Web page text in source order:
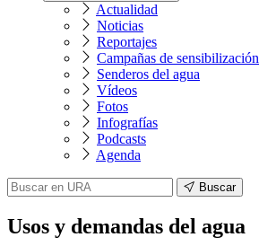
Actualidad
Noticias
Reportajes
Campañas de sensibilización
Senderos del agua
Vídeos
Fotos
Infografías
Podcasts
Agenda
Buscar
Usos y demandas del agua